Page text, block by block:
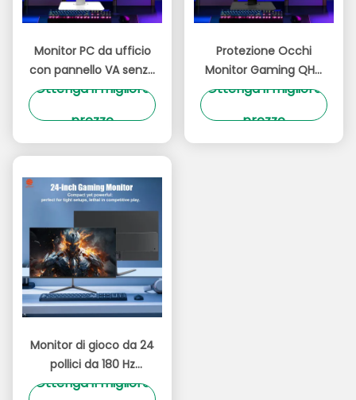
Monitor PC da ufficio
con pannello VA senza
bordi da 25 pollici LED,
senza cornice, 100*100
FHD, frequenza di
75Hz/100Hz/165Hz
Ottenga il migliore
prezzo
Protezione Occhi
Monitor Gaming QHD
o UHD 25 Pollici 240Hz
Ottenga il migliore
prezzo
Monitor di gioco da 24
pollici da 180 Hz
Illuminazione RGB 99%
Ottenga il migliore